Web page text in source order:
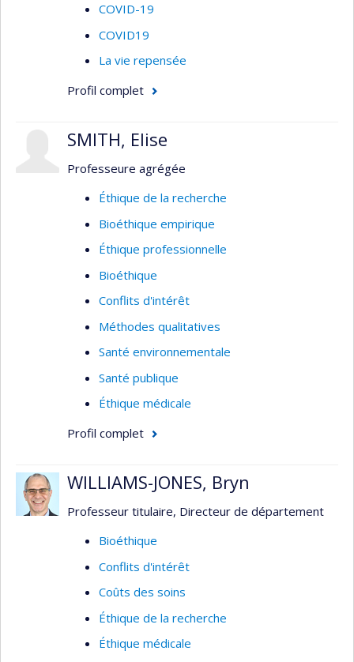
COVID-19
COVID19
La vie repensée
Profil complet
SMITH, Elise
Professeure agrégée
Éthique de la recherche
Bioéthique empirique
Éthique professionnelle
Bioéthique
Conflits d'intérêt
Méthodes qualitatives
Santé environnementale
Santé publique
Éthique médicale
Profil complet
WILLIAMS-JONES, Bryn
Professeur titulaire, Directeur de département
Bioéthique
Conflits d'intérêt
Coûts des soins
Éthique de la recherche
Éthique médicale